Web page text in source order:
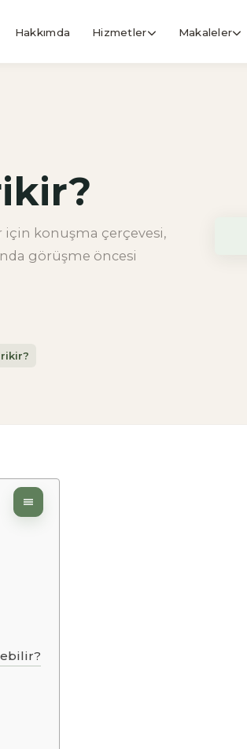
Hakkımda Hizmetler Makaleler
için konuşma çerçevesi,
görüşme öncesi